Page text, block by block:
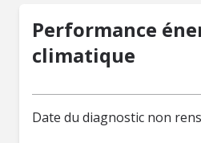
Performance
climatique
Date du diagnostic non